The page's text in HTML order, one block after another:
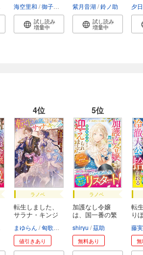
海空里和 御子柴リョウ
試し読み
増量中
紫月音湖 鈴ノ助
試し読み
増量中
夕日
4位
ラノベ
転生しました、
サラナ・キンジ
まゆらん 匈歌ハトリ
値引きあり
5位
ラノベ
加護なし令嬢
は、国一番の繁
shiryu 茲助
無料あり
転
り
藤
無